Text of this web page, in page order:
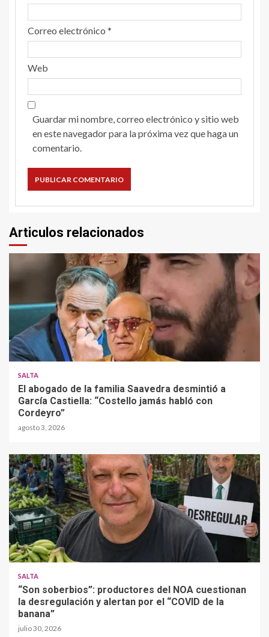
Correo electrónico *
Web
Guardar mi nombre, correo electrónico y sitio web
en este navegador para la próxima vez que haga un
comentario.
Articulos relacionados
SALTA
El abogado de la familia Saavedra desmintió a
García Castiella: “Costello jamás habló con
Cordeyro”
agosto 3, 2026
SALTA
“Son soberbios”: productores del NOA cuestionan
la desregulación y alertan por el “COVID de la
banana”
julio 30, 2026